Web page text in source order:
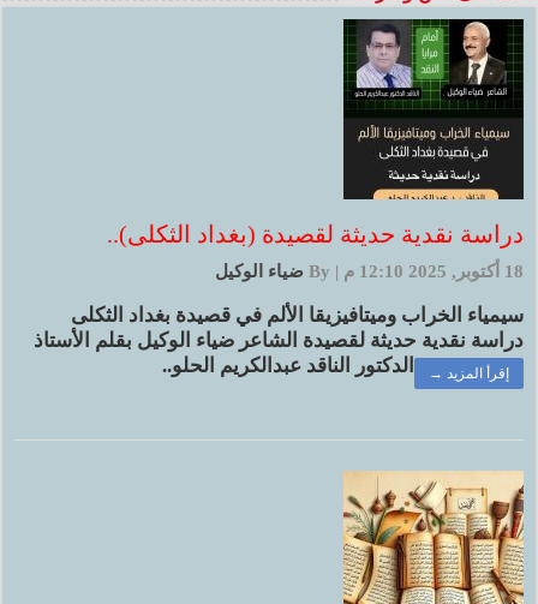
دراسة نقدية حديثة لقصيدة (بغداد الثكلى)..
18 أكتوبر, 2025 12:10 م |
By ضياء الوكيل
سيمياء الخراب وميتافيزيقا الألم في قصيدة بغداد الثكلى
دراسة نقدية حديثة لقصيدة الشاعر ضياء الوكيل بقلم الأستاذ
الدكتور الناقد عبدالكريم الحلو..
إقرأ المزيد →